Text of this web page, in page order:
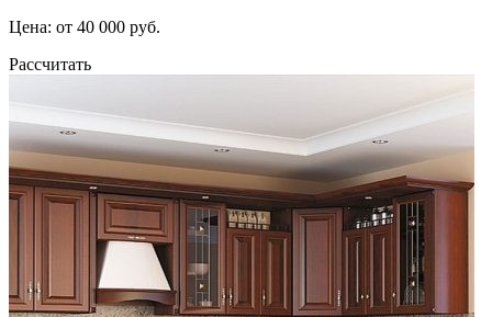
Цена: от 40 000 руб.
Рассчитать